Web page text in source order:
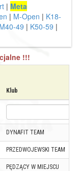
| Meta
| M-Open | K18-
M40-49 | K50-59 |
!!!
Klub
DYNAFIT TEAM
PRZEDWOJEWSKI TEAM
PĘDZĄCY W MIEJSCU